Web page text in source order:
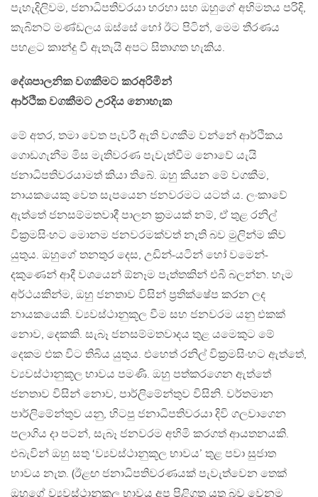
පැහැදිලිවම, ජනාධිපතිවරයා හරහා සහ ඔහුගේ අභිමතය පරිදි,
කැබිනට් මණ්ඩලය ඔස්සේ හෝ ඊට පිටින්, මෙම තීරණය
පහළට කාන්දු වී ඇතැයි අපට සිතාගත හැකිය.
දේශපාලනික වගකීමට කරඅරිමින්
ආර්ථික වගකීමට උරදිය නොහැක
මේ අතර, තමා වෙත පැවරී ඇති වගකීම වන්නේ ආර්ථිකය
ගොඩගැනීම මිස මැතිවරණ පැවැත්වීම නොවේ යැයි
ජනාධිපතිවරයාමත් කියා තිබේ. ඔහු කියන මේ වගකීම,
නායකයෙකු වෙත සැපයෙන ජනවරමට යටත් ය. ලංකාවේ
ඇත්තේ ජනසම්මතවාදී පාලන ක්‍රමයක් නම්, ඒ තුළ රනිල්
වික්‍රමසිංහට මොනම ජනවරමක්වත් නැති බව මුලින්ම කිව
යුතුය. ඔහුගේ තනතුර දෙස, උඩින්-යටින් හෝ වමෙන්-
දකුණෙන් ආදී වශයෙන් ඕනෑම පැත්තකින් එබී බලන්න. හැම
අර්ථයකින්ම, ඔහු ජනතාව විසින් ප්‍රතික්ෂේප කරන ලද
නායකයෙකි. ව්‍යවස්ථානුකූල වීම සහ ජනවරම යනු එකක්
නොව, දෙකකි. සැබෑ ජනසම්මතවාදය තුළ යමෙකුට මේ
දෙකම එක විට තිබිය යුතුය. එහෙත් රනිල් වික්‍රමසිංහට ඇත්තේ,
ව්‍යවස්ථානුකූල භාවය පමණි. ඔහු පත්කරගෙන ඇත්තේ
ජනතාව විසින් නොව, පාර්ලිමේන්තුව විසිනි. වර්තමාන
පාර්ලිමේන්තුව යනු, හිටපු ජනාධිපතිවරයා දිවි ගලවාගෙන
පලාගිය දා පටන්, සැබෑ ජනවරම අහිමි කරගත් ආයතනයකි.
එබැවින් ඔහු සතු ‘ව්‍යවස්ථානුකූල භාවය’ තුළ පවා සුජාත
භාවය නැත. (ඊළඟ ජනාධිපතිවරණයක් පැවැත්වෙන තෙක්
ඔහුගේ ව්‍යවස්ථානුකූල භාවය අප පිළිගත යුතු බව වෙනම